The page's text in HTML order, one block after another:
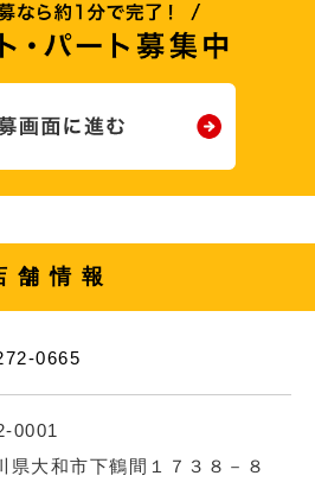
舗情報
0665
0001
県大和市下鶴間１７３８－８